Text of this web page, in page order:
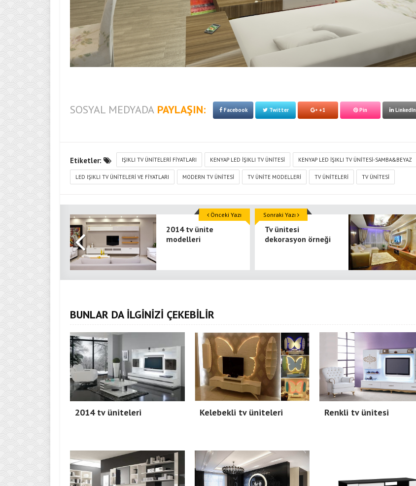
SOSYAL MEDYADA PAYLAŞIN: Facebook Twitter +1 Pin LinkedIn
Etiketler: IŞIKLI TV ÜNITELERI FIYATLARI KENYAP LED IŞIKLI TV ÜNITESI KENYAP LED IŞIKLI TV ÜNITESI-SAMBA&BEYAZ
LED IŞIKLI TV ÜNITELERI VE FIYATLARI MODERN TV ÜNITESI TV ÜNITE MODELLERI TV ÜNITELERI TV ÜNITESI
2014 tv ünite
modelleri
Önceki Yazı
Tv ünitesi
dekorasyon örneği
Sonraki Yazı
BUNLAR DA İLGİNİZİ ÇEKEBİLİR
2014 tv üniteleri Kelebekli tv üniteleri Renkli tv ünitesi